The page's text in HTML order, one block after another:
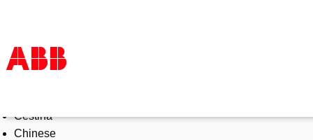
Products & Solutions
Industries
Čeština
Chinese